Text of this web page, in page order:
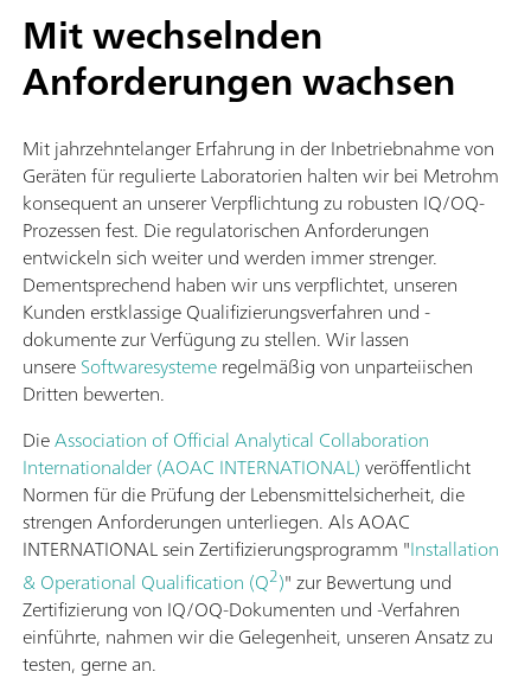
Mit wechselnden
Anforderungen wachsen
Mit jahrzehntelanger Erfahrung in der Inbetriebnahme von
Geräten für regulierte Laboratorien halten wir bei Metrohm
konsequent an unserer Verpflichtung zu robusten IQ/OQ-
Prozessen fest. Die regulatorischen Anforderungen
entwickeln sich weiter und werden immer strenger.
Dementsprechend haben wir uns verpflichtet, unseren
Kunden erstklassige Qualifizierungsverfahren und -
dokumente zur Verfügung zu stellen. Wir lassen
unsereSoftwaresystemeregelmäßig von unparteiischen
Dritten bewerten.
DieAssociation of Official Analytical Collaboration
Internationalder (AOAC INTERNATIONAL)veröffentlicht
Normen für die Prüfung der Lebensmittelsicherheit, die
strengen Anforderungen unterliegen. Als AOAC
INTERNATIONAL sein Zertifizierungsprogramm "Installation
& Operational Qualification (Q2)" zur Bewertung und
Zertifizierung von IQ/OQ-Dokumenten und -Verfahren
einführte, nahmen wir die Gelegenheit, unseren Ansatz zu
testen, gerne an.